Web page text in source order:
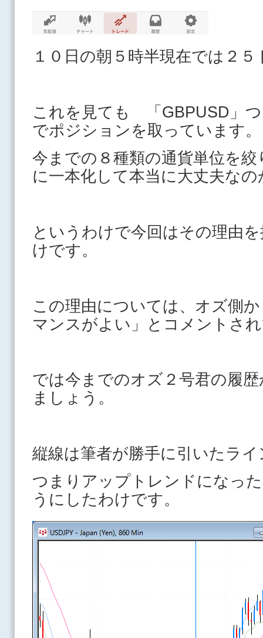
１０日の朝５時半現在では２
これを見ても 「GBPUSD」
でポジションを取って
今までの８種類の通貨単位を
に一本化して本当に大丈夫なの
というわけで今回はその理由
けです。
この理由については、オズ側
マンスがよい」とコメントさ
では今までのオズ２号君の履
ましょう。
縦線は筆者が勝手に引いたラ
つまりアップトレンドになっ
うにしたわけです。